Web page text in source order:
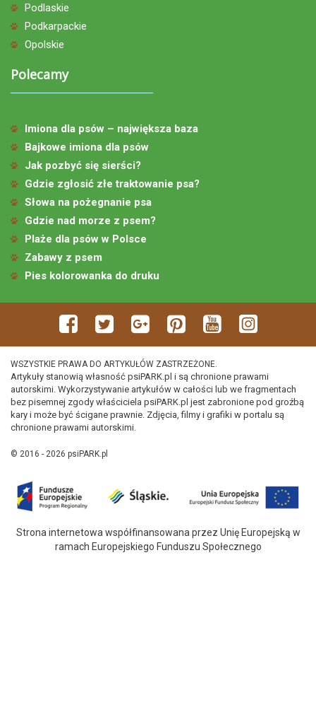
Podlaskie
Podkarpackie
Opolskie
Polecamy
Imiona dla psów – największa baza
Bajkowe imiona dla psów
Jak pozbyć się sierści?
Gdzie zgłosić złe traktowanie psa?
Słowa na pożegnanie psa
Gdzie nad morze z psem?
Plaże dla psów w Polsce
Zabawy z psem
Pies kolorowanka do druku
WSZYSTKIE PRAWA DO ARTYKUŁÓW ZASTRZEŻONE.
Artykuły stanowią własność psiPARK.pl i są chronione prawami
autorskimi. Wykorzystywanie artykułów w całości lub we fragmentach
bez pisemnej zgody właściciela psiPARK.pl jest zabronione pod groźbą
kary i może być ścigane prawnie. Zdjęcia, filmy i grafiki w portalu są
chronione prawami autorskimi.
© 2016 - 2026 psiPARK.pl
Strona internetowa współfinansowana przez Unię Europejską w
ramach Europejskiego Funduszu Społecznego